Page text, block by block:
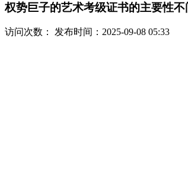
权势巨子的艺术考级证书的主要性不
访问次数： 发布时间：2025-09-08 05:33